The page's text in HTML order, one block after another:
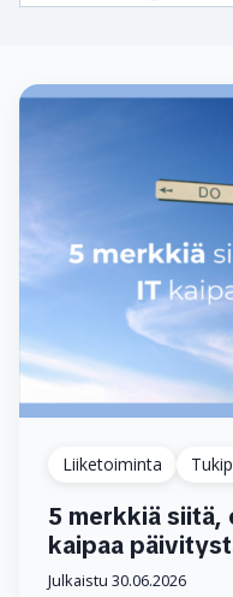
Liiketoiminta
5 merkkiä
kaipaa
Julkaistu 30.06.2026